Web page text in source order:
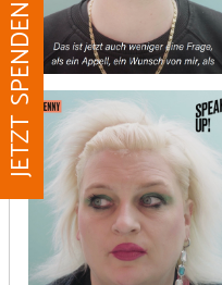
JETZT SPENDEN